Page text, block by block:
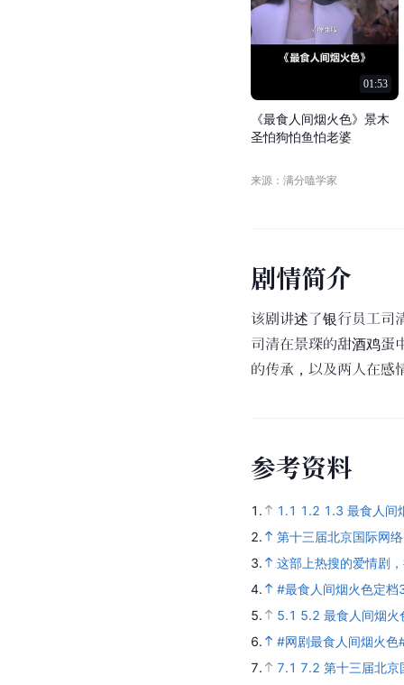
01:53
《最食 人 间烟 火色》 景木
圣怕狗怕鱼怕老婆
来源：满分嗑学家
剧情简介
该剧讲述了银行员工司
司清在景琛的甜酒鸡蛋
的传承，以及两人在感
参考资料
1. 1.1 1.2 1.3 最食人间
2.
第十三届北京国际网
3.
这部上热搜的爱情剧
4.
#最食人间烟火色定
5.
5.1 5.2 最食人间烟
6.
#网剧最食人间烟火色
7.
7.1 7.2 第十三届北京